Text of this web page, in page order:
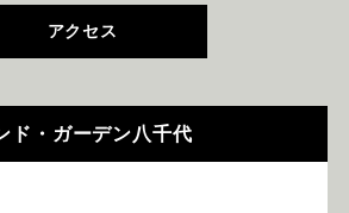
アクセス
ド・ガーデン八千代